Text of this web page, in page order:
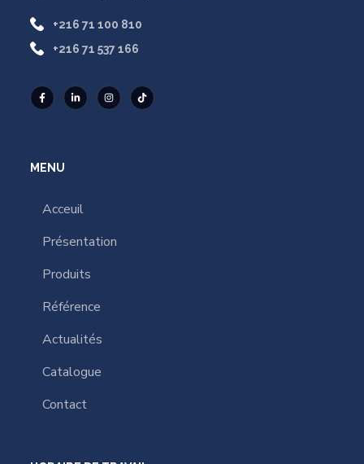
+216 71 100 810
+216 71 537 166
MENU
Acceuil
Présentation
Produits
Référence
Actualités
Catalogue
Contact